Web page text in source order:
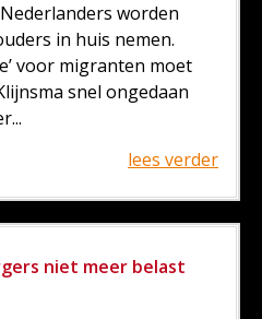
worden
in huis nemen.
voor migranten moet
snel ongedaan
lees verder
niet meer belast